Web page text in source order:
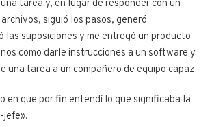
tarea y, en lugar de responder con un
siguió los pasos, generó
suposiciones y me entregó un producto
como darle instrucciones a un software y
una tarea a un compañero de equipo capaz.
en que por fin entendí lo que significaba la
jefe».